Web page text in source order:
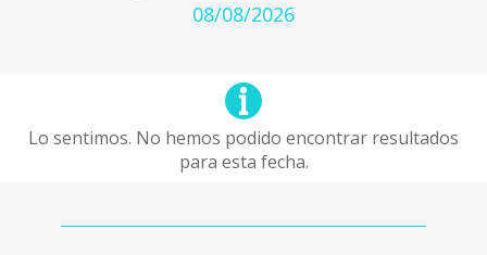
08/08/2026
Lo sentimos. No hemos podido encontrar resultados
para esta fecha.